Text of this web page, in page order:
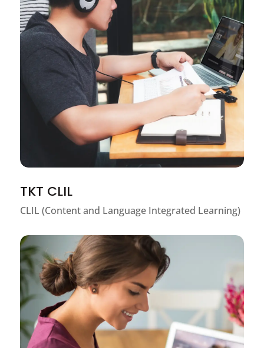
TKT CLIL
CLIL (Content and Language Integrated Learning)